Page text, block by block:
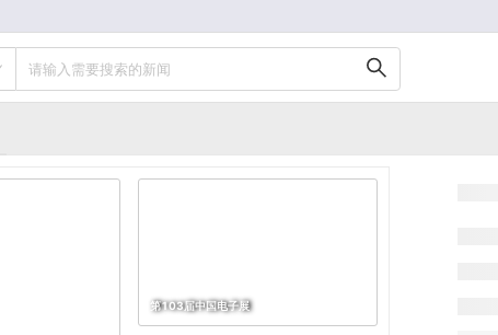
请输入需要搜索的新闻
第103届中国电子展